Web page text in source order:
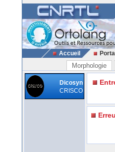
Accueil
Morphologie
Dicosyn
CRISCO